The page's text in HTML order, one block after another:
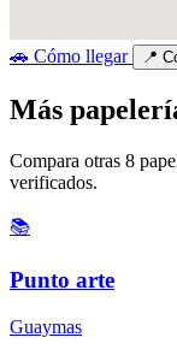
🚗 Cómo llegar 📍
Más
Compara otras 8
verificados.
📚
Punto arte
Guaymas